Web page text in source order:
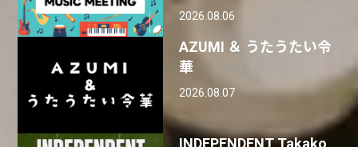
2026.08.06
AZUMI ＆ うたうたい令
華
2026.08.07